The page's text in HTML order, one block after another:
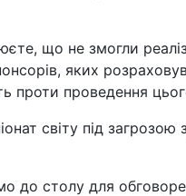
що не змогли
яких
проти проведення
світу під
до столу для